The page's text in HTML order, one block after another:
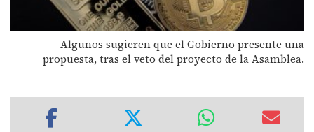
Algunos sugieren que el Gobierno presente una
propuesta, tras el veto del proyecto de la Asamblea.